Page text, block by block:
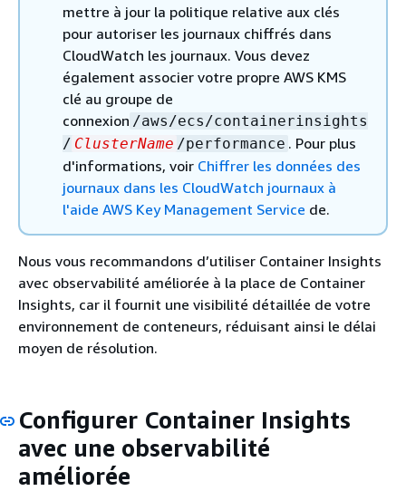
mettre à jour la politique relative aux clés
pour autoriser les journaux chiffrés dans
CloudWatch les journaux. Vous devez
également associer votre propre AWS KMS
clé au groupe de
connexion /aws/ecs/containerinsights
/ ClusterName /performance . Pour plus
d'informations, voir Chiffrer les données des
journaux dans les CloudWatch journaux à
l'aide AWS Key Management Service de.
Nous vous recommandons d’utiliser Container Insights
avec observabilité améliorée à la place de Container
Insights, car il fournit une visibilité détaillée de votre
environnement de conteneurs, réduisant ainsi le délai
moyen de résolution.
Configurer Container Insights
avec une observabilité
améliorée